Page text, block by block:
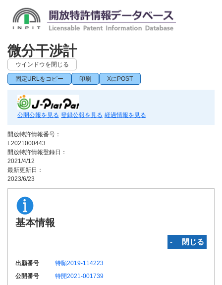
微分干渉計
ウインドウを閉じる
固定URLをコピー 印刷 XにPOST
公開公報を見る 登録公報を見る 経過情報を見る
開放特許情報番号：
L2021000443
開放特許情報登録日：
2021/4/12
最新更新日：
2023/6/23
基本情報
‐ 閉じる
出願番号
特願2019-114223
公開番号
特開2021-001739